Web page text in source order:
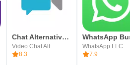
Chat Alternative — android app
Video Chat Alt
8.3
WhatsApp LLC
7.9